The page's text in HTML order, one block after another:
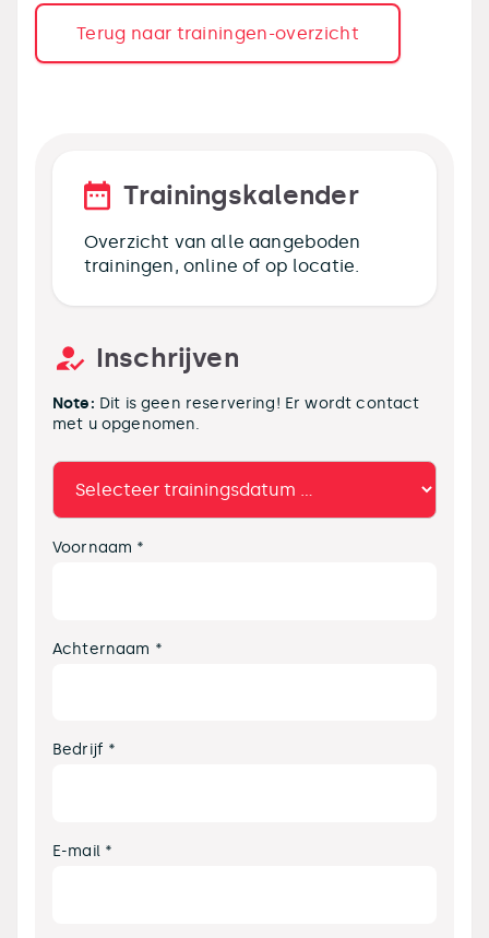
Terug naar trainingen-overzicht
Trainingskalender
Overzicht van alle aangeboden
trainingen, online of op locatie.
Inschrijven
Note: Dit is geen reservering! Er wordt contact
met u opgenomen.
Voornaam *
Achternaam *
Bedrijf *
E-mail *